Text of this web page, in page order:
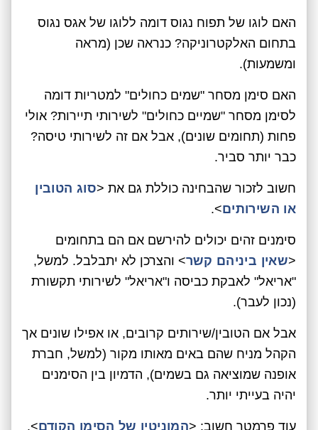
האם לוגו של תפוח נגוס דומה ללוגו של אגס נגוס
בתחום האלקטרוניקה? כנראה שכן (מראה
ומשמעות).
האם סימן מסחר "שמים כחולים" למטריות דומה
לסימן מסחר "שמיים כחולים" לשירותי תיירות? אולי
פחות (תחומים שונים), אבל אם זה לשירותי טיסה?
כבר יותר סביר.
חשוב לזכור שהבחינה כוללת גם את <סוג הטובין
או השירותים>.
סימנים זהים יכולים להירשם אם הם בתחומים
<שאין ביניהם קשר> והצרכן לא יתבלבל. למשל,
"אריאל" לאבקת כביסה ו"אריאל" לשירותי תקשורת
(נכון לעבר).
אבל אם הטובין/שירותים קרובים, או אפילו שונים אך
הקהל מניח שהם באים מאותו מקור (למשל, חברת
אופנה שמוציאה גם בשמים), הדמיון בין הסימנים
יהיה בעייתי יותר.
עוד פרמטר חשוב: <המוניטין של הסימן הקודם>.